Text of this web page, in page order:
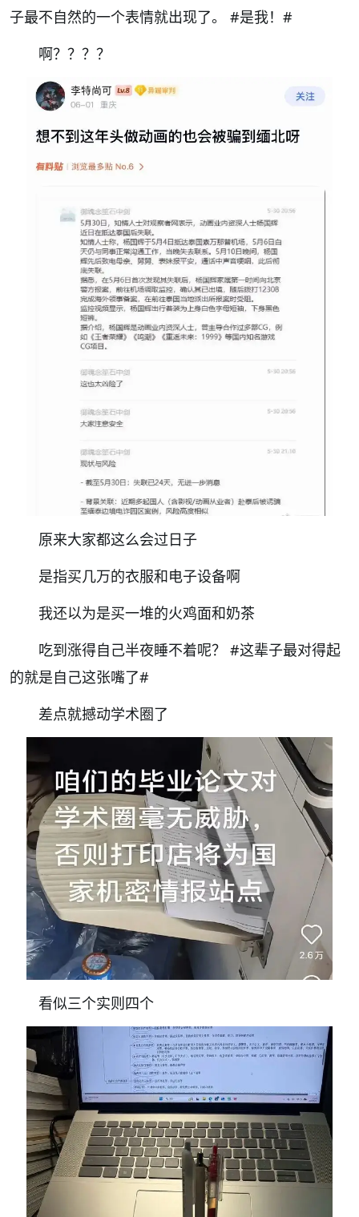
子最不自然的一个表情就出现了。 #是我！#
啊？？？？
原来大家都这么会过日子
是指买几万的衣服和电子设备啊
我还以为是买一堆的火鸡面和奶茶
吃到涨得自己半夜睡不着呢？ #这辈子最对得起
的就是自己这张嘴了#
差点就撼动学术圈了
看似三个实则四个